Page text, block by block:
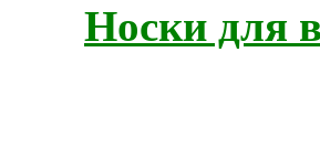
Носки для